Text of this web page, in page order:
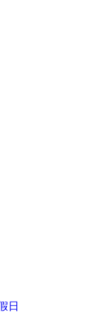
日